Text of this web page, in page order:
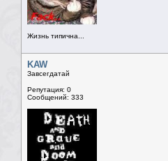
Жизнь типична...
KAW
Завсегдатай
Репутация: 0
Сообщений: 333